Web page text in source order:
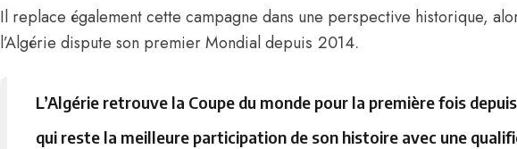
Il replace également cette campagne dans une perspective historique,
l’Algérie dispute son premier Mondial depuis 2014.
L’Algérie retrouve la Coupe du monde pour la première fois
qui reste la meilleure participation de son histoire avec une